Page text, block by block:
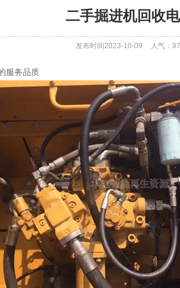
二手掘进机回收
发布时间2023-10-09 人气：
服务品质